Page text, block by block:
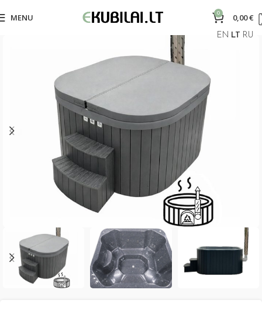
MENU 0 0,00€
EN LT RU